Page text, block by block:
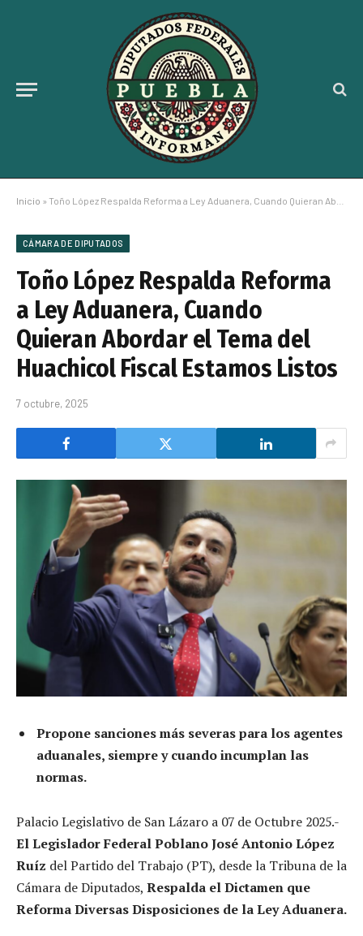
Inicio » Toño López Respalda Reforma a Ley Aduanera, Cuando Quieran Abordar el Tema del Huachicol Fiscal Estamos Listos
CÁMARA DE DIPUTADOS
Toño López Respalda Reforma
a Ley Aduanera, Cuando
Quieran Abordar el Tema del
Huachicol Fiscal Estamos Listos
7 octubre, 2025
Propone sanciones más severas para los agentes
aduanales, siempre y cuando incumplan las
normas.
Palacio Legislativo de San Lázaro a 07 de Octubre 2025.-
El Legislador Federal Poblano José Antonio López
Ruíz del Partido del Trabajo (PT), desde la Tribuna de la
Cámara de Diputados, Respalda el Dictamen que
Reforma Diversas Disposiciones de la Ley Aduanera.